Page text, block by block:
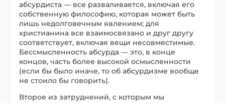
абсурдиста — все разваливается, включая его
собственную философию, которая может быть
лишь недолговечным явлением; для
христианина все взаимосвязано и друг другу
соответствует, включая вещи несовместимые.
Бессмысленность абсурда — это, в конце
концов, часть более высокой осмысленности
(если бы было иначе, то об абсурдизме вообще
не стоило бы говорить).
Второе из затруднений, с которым мы